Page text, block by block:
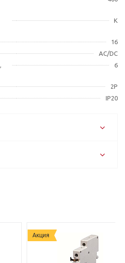
K
16
AC/DC
6
2P
IP20
Акция